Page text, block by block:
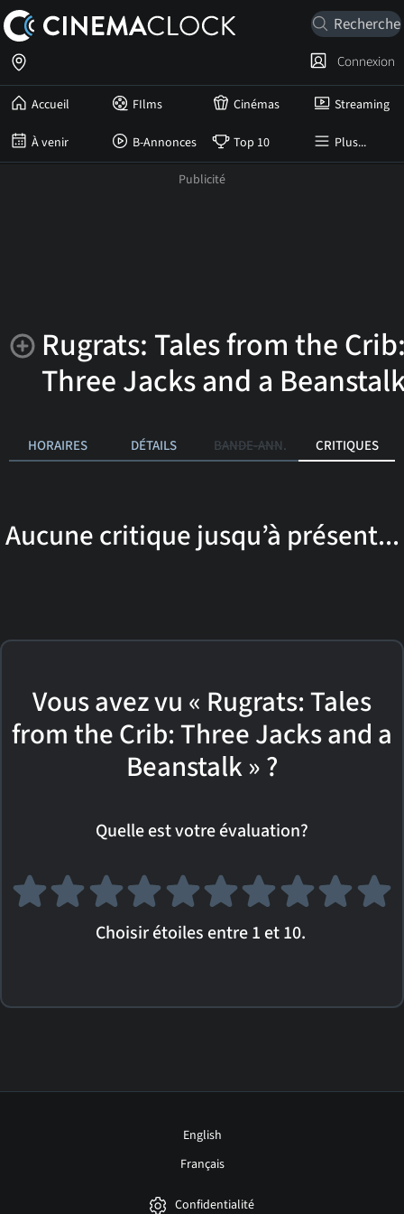
Accueil FIlms Cinémas Streaming
À venir B-Annonces Top 10 Plus...
Connexion
Rugrats: Tales from the
Three Jacks and a
HORAIRES DÉTAILS BANDE-ANN. CRITIQUES
Aucune critique jusqu’à présent...
Vous avez vu « Rugrats: Tales
from the Crib: Three Jacks and a
Beanstalk » ?
Quelle est votre évaluation?
Choisir étoiles entre 1 et 10.
English
Français
Confidentialité